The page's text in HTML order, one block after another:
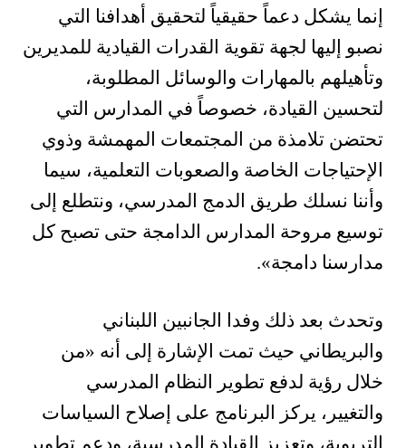
إنما يشكل دعماً حقيقياً لتحقيق أهدافنا التي
نصبو إليها لجهة تقوية القدرات القيادية للمديرين
وتأهيلهم بالمهارات والوسائل المطلوبة،
لتحسين القيادة، خصوصاً في المدارس التي
تحتضن تلامذة من المجتمعات المهمشة وذوي
الإحتياجات الخاصة والصعوبات التعلمية، سيما
وأننا نسلك طريق الدمج المدرسي، ونتطلع إلى
توسيع مروحة المدارس الدامجة حتى تصبح كل
مدارسنا دامجة».
وتحدث بعد ذلك وفدا الجانبين اللبناني
والبريطاني حيث تمت الإشارة إلى أنه «من
خلال رؤية لدفع تطوير النظام المدرسي
والتغيير، يركز البرنامج على إصلاح السياسات